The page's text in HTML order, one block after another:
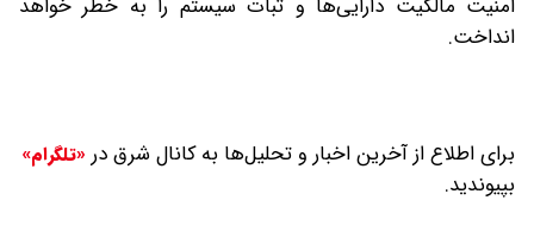
امنیت مالکیت دارایی‌ها و ثبات سیستم را به خطر خواهد
انداخت.
برای اطلاع از آخرین اخبار و تحلیل‌ها به کانال شرق در «تلگرام»
بپیوندید.